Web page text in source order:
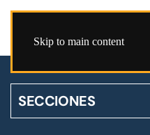
Skip to main content
SECCIONES